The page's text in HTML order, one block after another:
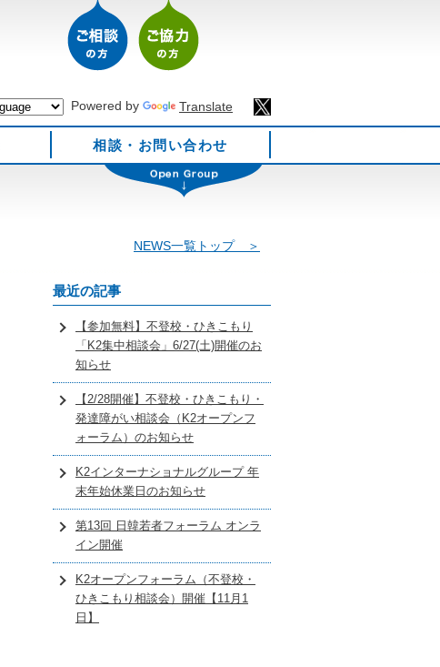
Powered by Translate
相談・お問い合わせ
NEWS一覧トップ ＞
最近の記事
【参加無料】不登校・ひきこもり
「K2集中相談会」6/27(土)開催のお
知らせ
【2/28開催】不登校・ひきこもり・
発達障がい相談会（K2オープンフ
ォーラム）のお知らせ
K2インターナショナルグループ 年
末年始休業日のお知らせ
第13回 日韓若者フォーラム オンラ
イン開催
K2オープンフォーラム（不登校・
ひきこもり相談会）開催【11月1
日】